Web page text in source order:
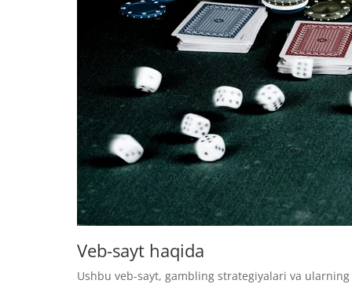
Veb-sayt haqida
Ushbu veb-sayt, gambling strategiyalari va